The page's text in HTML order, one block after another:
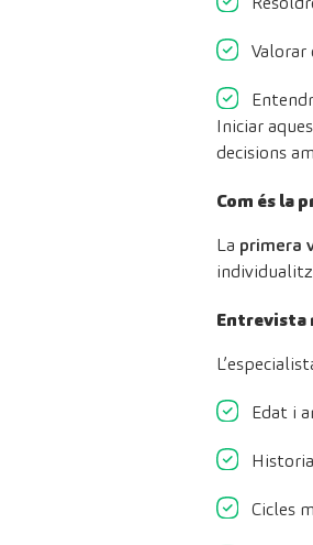
Valorar
Iniciar
decisions
Com és la
La primera
Entrevista
Edat i
Cicles